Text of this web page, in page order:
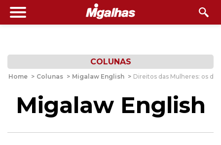
COLUNAS
Home > Colunas > Migalaw English > Direitos das Mulheres: os
Migalaw English